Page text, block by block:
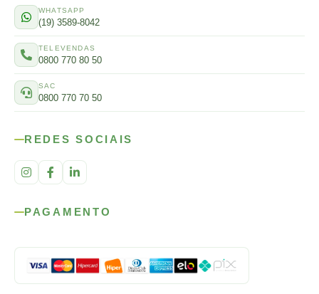
WHATSAPP
(19) 3589-8042
TELEVENDAS
0800 770 80 50
SAC
0800 770 70 50
REDES SOCIAIS
PAGAMENTO